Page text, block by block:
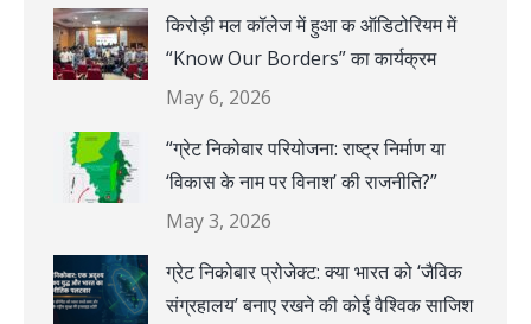
किरोड़ी मल कॉलेज में हुआ क ऑडिटोरियम में
“Know Our Borders” का कार्यक्रम
May 6, 2026
“ग्रेट निकोबार परियोजना: राष्ट्र निर्माण या
‘विकास के नाम पर विनाश’ की राजनीति?”
May 3, 2026
ग्रेट निकोबार प्रोजेक्ट: क्या भारत को ‘जैविक
संग्रहालय’ बनाए रखने की कोई वैश्विक साजिश